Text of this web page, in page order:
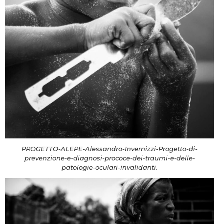
PROGETTO-ALEPE-Alessandro-Invernizzi-Progetto-di-
prevenzione-e-diagnosi-prococe-dei-traumi-e-delle-
patologie-oculari-invalidanti.